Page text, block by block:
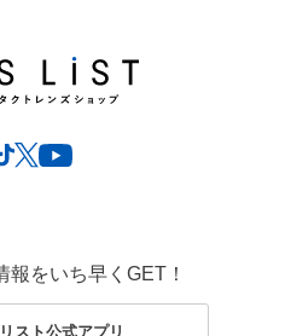
報をいち早くGET！
スト公式アプリ